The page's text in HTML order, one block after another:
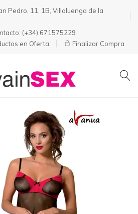
Pedro, 11, 1B, Villaluenga de la
(+34) 671575229
en Oferta
Finalizar Compra